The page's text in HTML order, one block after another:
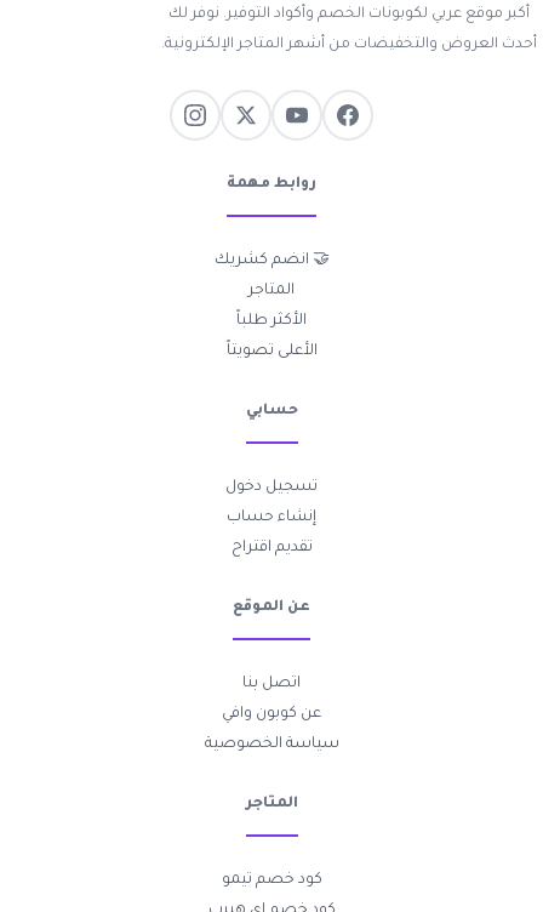
أكبر موقع عربي لكوبونات الخصم وأكواد التوفير. نوفر لك
أحدث العروض والتخفيضات من أشهر المتاجر الإلكترونية.
روابط مهمة
🤝 انضم كشريك
المتاجر
الأكثر طلباً
الأعلى تصويتاً
حسابي
تسجيل دخول
إنشاء حساب
تقديم اقتراح
عن الموقع
اتصل بنا
عن كوبون وافي
سياسة الخصوصية
المتاجر
كود خصم تيمو